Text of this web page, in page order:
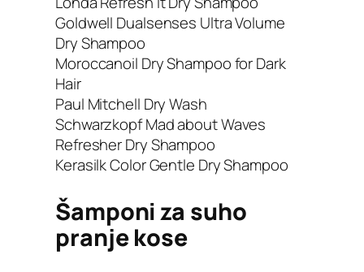
Goldwell Dualsenses Ultra Volume
Dry Shampoo
Moroccanoil Dry Shampoo for Dark
Hair
Paul Mitchell Dry Wash
Schwarzkopf Mad about Waves
Refresher Dry Shampoo
Kerasilk Color Gentle Dry Shampoo
Šamponi za suho
pranje kose